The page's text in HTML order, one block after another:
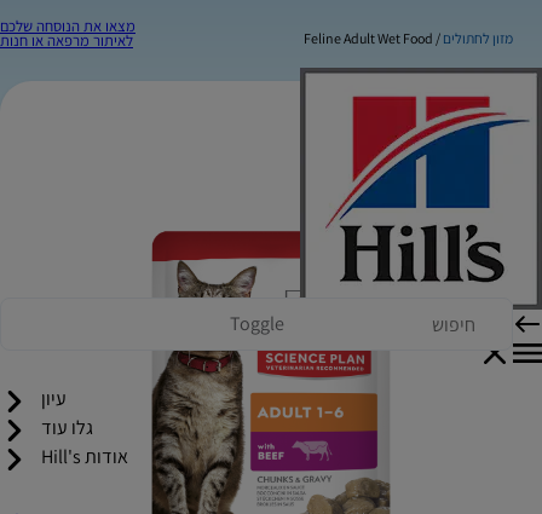
מצאו את הנוסחה שלכם
לאיתור מרפאה או חנות
Toggle
עיון
גלו עוד
אודות Hill's
מזון לחתולים Feline Adult Wet Food